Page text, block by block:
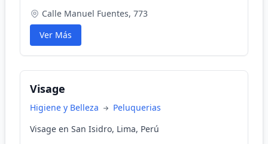
Calle Manuel Fuentes, 773
Ver Más
Visage
Higiene y Belleza
Peluquerias
Visage en San Isidro, Lima, Perú